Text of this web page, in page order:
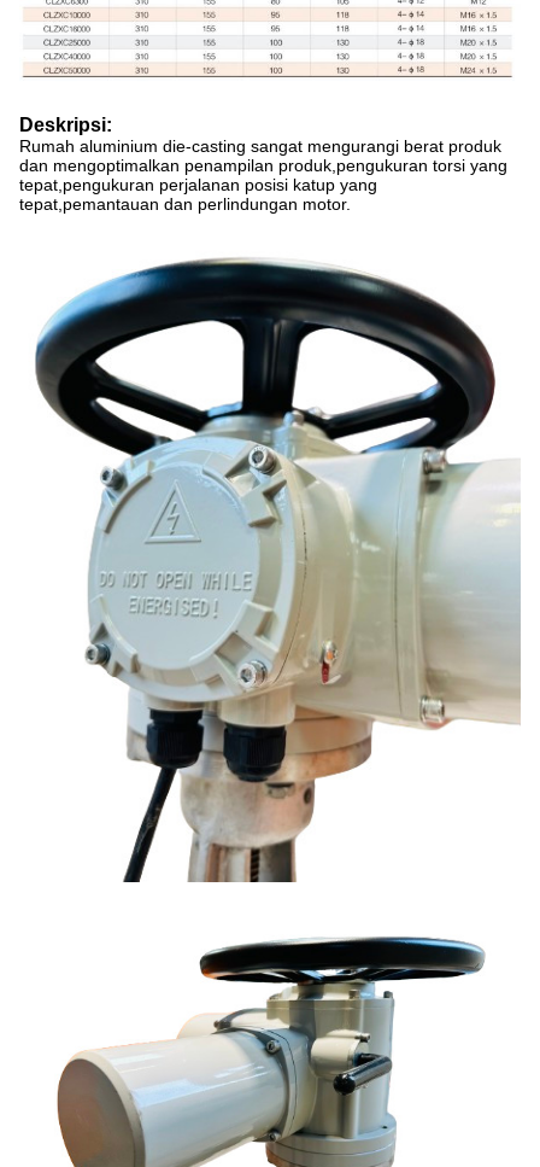
Deskripsi:
Rumah aluminium die-casting sangat mengurangi berat produk
dan mengoptimalkan penampilan produk,pengukuran torsi yang
tepat,pengukuran perjalanan posisi katup yang
tepat,pemantauan dan perlindungan motor.